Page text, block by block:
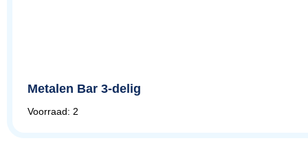
Metalen Bar 3-delig
Voorraad: 2